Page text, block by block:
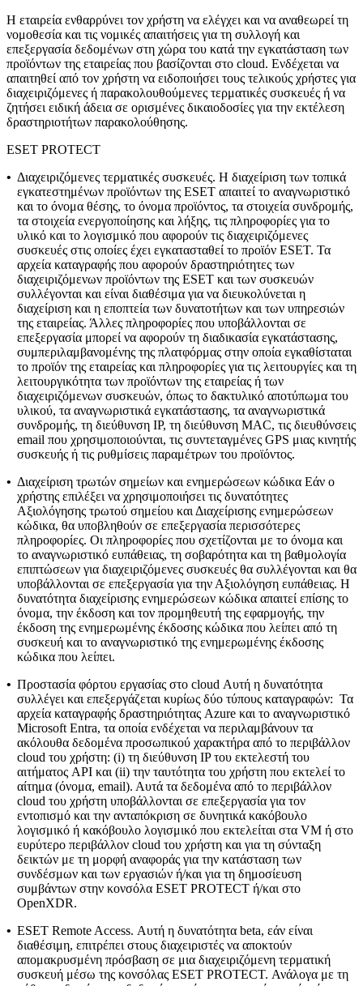
Η εταιρεία ενθαρρύνει τον χρήστη να ελέγχει και να αναθεωρεί τη
νομοθεσία και τις νομικές απαιτήσεις για τη συλλογή και
επεξεργασία δεδομένων στη χώρα του κατά την εγκατάσταση των
προϊόντων της εταιρείας που βασίζονται στο cloud. Ενδέχεται να
απαιτηθεί από τον χρήστη να ειδοποιήσει τους τελικούς χρήστες για
διαχειριζόμενες ή παρακολουθούμενες τερματικές συσκευές ή να
ζητήσει ειδική άδεια σε ορισμένες δικαιοδοσίες για την εκτέλεση
δραστηριοτήτων παρακολούθησης.
ESET PROTECT
• Διαχειριζόμενες τερματικές συσκευές. Η διαχείριση των τοπικά
εγκατεστημένων προϊόντων της ESET απαιτεί το αναγνωριστικό
και το όνομα θέσης, το όνομα προϊόντος, τα στοιχεία συνδρομής,
τα στοιχεία ενεργοποίησης και λήξης, τις πληροφορίες για το
υλικό και το λογισμικό που αφορούν τις διαχειριζόμενες
συσκευές στις οποίες έχει εγκατασταθεί το προϊόν ESET. Τα
αρχεία καταγραφής που αφορούν δραστηριότητες των
διαχειριζόμενων προϊόντων της ESET και των συσκευών
συλλέγονται και είναι διαθέσιμα για να διευκολύνεται η
διαχείριση και η εποπτεία των δυνατοτήτων και των υπηρεσιών
της εταιρείας. Άλλες πληροφορίες που υποβάλλονται σε
επεξεργασία μπορεί να αφορούν τη διαδικασία εγκατάστασης,
συμπεριλαμβανομένης της πλατφόρμας στην οποία εγκαθίσταται
το προϊόν της εταιρείας και πληροφορίες για τις λειτουργίες και τη
λειτουργικότητα των προϊόντων της εταιρείας ή των
διαχειριζόμενων συσκευών, όπως το δακτυλικό αποτύπωμα του
υλικού, τα αναγνωριστικά εγκατάστασης, τα αναγνωριστικά
συνδρομής, τη διεύθυνση IP, τη διεύθυνση MAC, τις διευθύνσεις
email που χρησιμοποιούνται, τις συντεταγμένες GPS μιας κινητής
συσκευής ή τις ρυθμίσεις παραμέτρων του προϊόντος.
• Διαχείριση τρωτών σημείων και ενημερώσεων κώδικα Εάν ο
χρήστης επιλέξει να χρησιμοποιήσει τις δυνατότητες
Αξιολόγησης τρωτού σημείου και Διαχείρισης ενημερώσεων
κώδικα, θα υποβληθούν σε επεξεργασία περισσότερες
πληροφορίες. Οι πληροφορίες που σχετίζονται με το όνομα και
το αναγνωριστικό ευπάθειας, τη σοβαρότητα και τη βαθμολογία
επιπτώσεων για διαχειριζόμενες συσκευές θα συλλέγονται και θα
υποβάλλονται σε επεξεργασία για την Αξιολόγηση ευπάθειας. Η
δυνατότητα διαχείρισης ενημερώσεων κώδικα απαιτεί επίσης το
όνομα, την έκδοση και τον προμηθευτή της εφαρμογής, την
έκδοση της ενημερωμένης έκδοσης κώδικα που λείπει από τη
συσκευή και το αναγνωριστικό της ενημερωμένης έκδοσης
κώδικα που λείπει.
• Προστασία φόρτου εργασίας στο cloud Αυτή η δυνατότητα
συλλέγει και επεξεργάζεται κυρίως δύο τύπους καταγραφών: Τα
αρχεία καταγραφής δραστηριότητας Azure και το αναγνωριστικό
Microsoft Entra, τα οποία ενδέχεται να περιλαμβάνουν τα
ακόλουθα δεδομένα προσωπικού χαρακτήρα από το περιβάλλον
cloud του χρήστη: (i) τη διεύθυνση IP του εκτελεστή του
αιτήματος API και (ii) την ταυτότητα του χρήστη που εκτελεί το
αίτημα (όνομα, email). Αυτά τα δεδομένα από το περιβάλλον
cloud του χρήστη υποβάλλονται σε επεξεργασία για τον
εντοπισμό και την ανταπόκριση σε δυνητικά κακόβουλο
λογισμικό ή κακόβουλο λογισμικό που εκτελείται στα VM ή στο
ευρύτερο περιβάλλον cloud του χρήστη και για τη σύνταξη
δεικτών με τη μορφή αναφοράς για την κατάσταση των
συνδέσμων και των εργασιών ή/και για τη δημοσίευση
συμβάντων στην κονσόλα ESET PROTECT ή/και στο
OpenXDR.
• ESET Remote Access. Αυτή η δυνατότητα beta, εάν είναι
διαθέσιμη, επιτρέπει στους διαχειριστές να αποκτούν
απομακρυσμένη πρόσβαση σε μια διαχειριζόμενη τερματική
συσκευή μέσω της κονσόλας ESET PROTECT. Ανάλογα με τη